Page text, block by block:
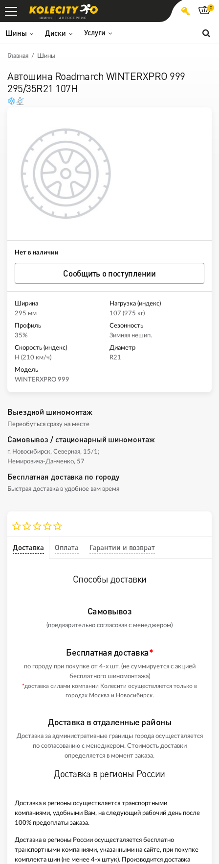
ШИНЫ АВТОСЕРВИС
Шины Диски Услуги
0
Главная Шины
Автошина Roadmarch WINTERXPRO 999
295/35R21 107H
Нет в наличии
Сообщить о поступлении
Ширина
295 мм
Нагрузка (индекс)
107 (975 кг)
Профиль
35%
Сезонность
Зимняя нешип.
Скорость (индекс)
H (210 км/ч)
Диаметр
R21
Модель
WINTERXPRO 999
Выездной шиномонтаж
Переобуться сразу на месте
Самовывоз / стационарный шиномонтаж
г. Новосибирск, Северная, 15/1;
Немировича-Данченко, 57
Бесплатная доставка по городу
Быстрая доставка в удобное вам время
Доставка Оплата Гарантии и возврат
Способы доставки
Самовывоз
(предварительно согласовав с менеджером)
Бесплатная доставка*
по городу при покупке от 4-х шт. (не суммируется с акцией
бесплатного шиномонтажа)
*доставка силами компании Колесити осуществляется только в
городах Москва и Новосибирск.
Доставка в отдаленные районы
Доставка за административные границы города осуществляется
по согласованию с менеджером. Стоимость доставки
определяется в момент заказа.
Доставка в регионы России
Доставка в регионы осуществляется транспортными
компаниями, удобными Вам, на следующий рабочий день после
100% предоплаты заказа.
Доставка в регионы России осуществляется бесплатно
транспортными компаниями, указанными на сайте, при покупке
комплекта шин (не менее 4-х штук). Производится доставка